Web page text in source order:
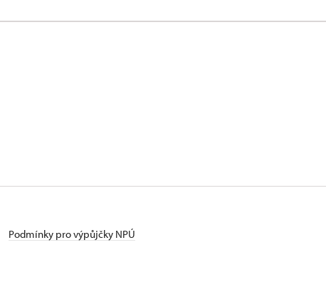
Podmínky pro výpůjčky NPÚ